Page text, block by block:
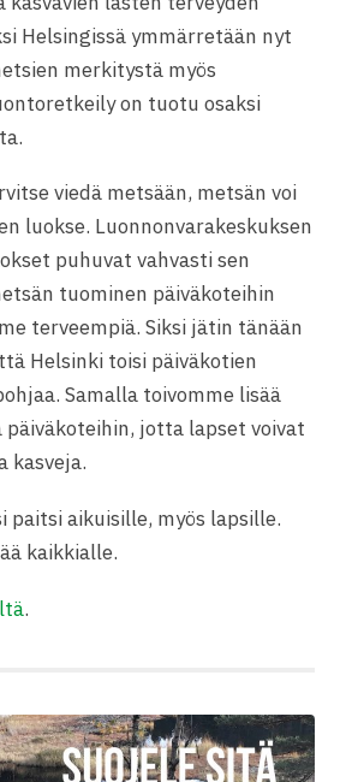
Helsingissä ymmärretään nyt
merkitystä myös
on tuotu osaksi
viedä metsään, metsän voi
luokse. Luonnonvarakeskuksen
puhuvat vahvasti sen
tuominen päiväkoteihin
terveempiä. Siksi jätin tänään
Helsinki toisi päiväkotien
Samalla toivomme lisää
jotta lapset voivat
kasveja.
paitsi aikuisille, myös lapsille.
kaikkialle.
.